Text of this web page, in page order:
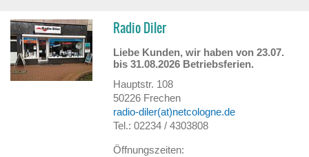
Radio Diler
Liebe Kunden, wir haben von 23.07.
bis 31.08.2026 Betriebsferien.
Hauptstr. 108
50226 Frechen
radio-diler(at)netcologne.de
Tel.: 02234 / 4303808
Öffnungszeiten: